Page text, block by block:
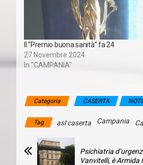
Il “Premio buona sanità” fa 24
27 Novembre 2024
In "CAMPANIA"
Categoria CASERTA
Tag asl caserta Campania
Psichiatria
Vanvitelli, è Armida